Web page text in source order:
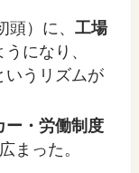
頭）に、工場
になり、
いうリズムが
ー・労働制度
まった。